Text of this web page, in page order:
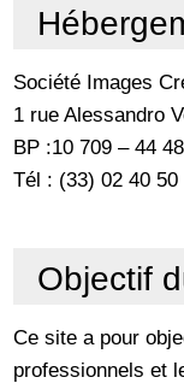
Société Images
1 rue Alessandro
BP :10 709 – 44
Tél : (33) 02 40 50
Objectif
Ce site a pour
professionnels et